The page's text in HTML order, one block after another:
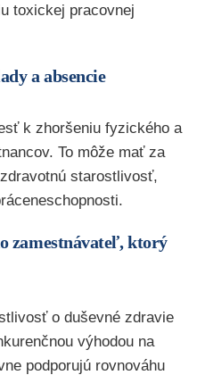
toxickej pracovnej
a absencie
k zhoršeniu fyzického a
To môže mať za
starostlivosť,
zamestnávateľ, ktorý
o duševné zdravie
výhodou na
podporujú rovnováhu